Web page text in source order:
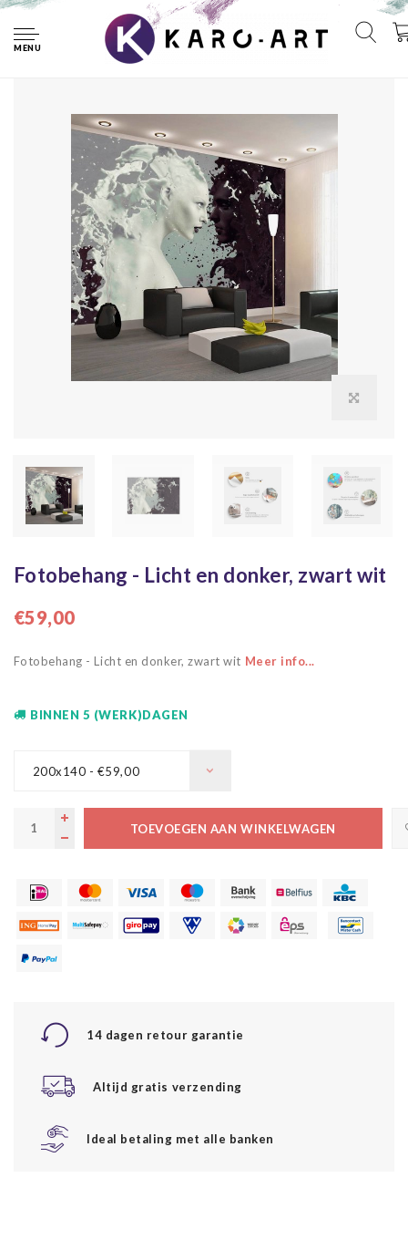
MENU
Fotobehang - Licht en donker, zwart wit
Fotobehang - Licht en donker, zwart wit
€59,00
Fotobehang - Licht en donker, zwart wit Meer info...
BINNEN 5 (WERK)DAGEN
200x140 - €59,00
TOEVOEGEN AAN WINKELWAGEN
14 dagen retour garantie
Altijd gratis verzending
Ideal betaling met alle banken